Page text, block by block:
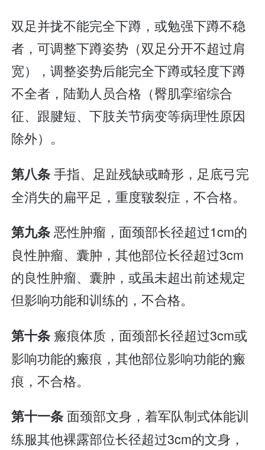
双足并拢不能完全下蹲，或勉强下蹲不稳
者，可调整下蹲姿势（双足分开不超过肩
宽），调整姿势后能完全下蹲或轻度下蹲
不全者，陆勤人员合格（臀肌挛缩综合
征、跟腱短、下肢关节病变等病理性原因
除外）。
第八条手指、足趾残缺或畸形，足底弓完
全消失的扁平足，重度皲裂症，不合格。
第九条恶性肿瘤，面颈部长径超过1cm的
良性肿瘤、囊肿，其他部位长径超过3cm
的良性肿瘤、囊肿，或虽未超出前述规定
但影响功能和训练的，不合格。
第十条 瘢痕体质，面颈部长径超过3cm或
影响功能的瘢痕，其他部位影响功能的瘢
痕，不合格。
第十一条面颈部文身，着军队制式体能训
练服其他裸露部位长径超过3cm的文身，